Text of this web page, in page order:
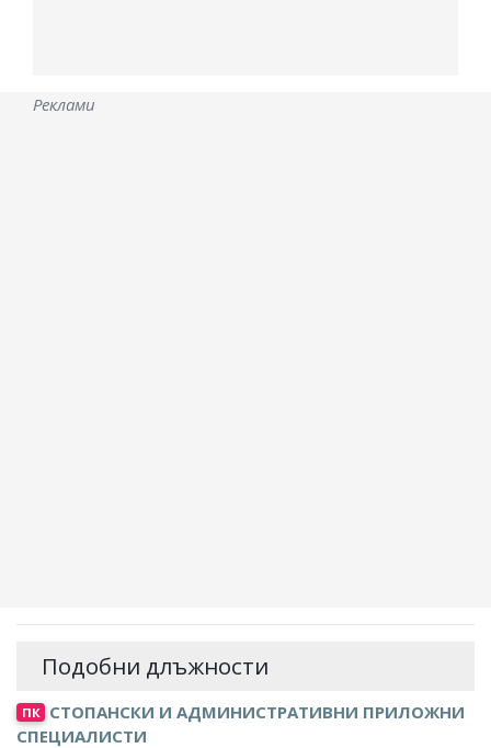
Реклами
Подобни длъжности
ПК
СТОПАНСКИ И АДМИНИСТРАТИВНИ ПРИЛОЖНИ
СПЕЦИАЛИСТИ